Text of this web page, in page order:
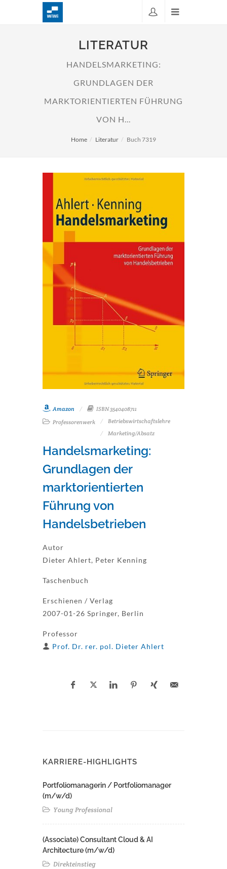
LITERATUR
HANDELSMARKETING:
GRUNDLAGEN DER
MARKTORIENTIERTEN FÜHRUNG
VON H...
Home Literatur Buch 7319
Amazon
ISBN 3540408711
Professorenwerk
Betriebswirtschaftslehre
Marketing/Absatz
Handelsmarketing:
Grundlagen der
marktorientierten
Führung von
Handelsbetrieben
Autor
Dieter Ahlert, Peter Kenning
Taschenbuch
Erschienen / Verlag
2007-01-26 Springer, Berlin
Professor
Prof. Dr. rer. pol. Dieter Ahlert
KARRIERE-HIGHLIGHTS
Portfoliomanagerin / Portfoliomanager
(m/w/d)
Young Professional
(Associate) Consultant Cloud & AI
Architecture (m/w/d)​ ​
Direkteinstieg